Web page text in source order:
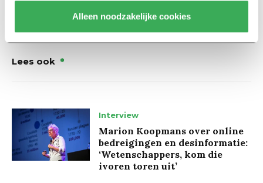
Alleen noodzakelijke cookies
Lees ook
Interview
Marion Koopmans over online
bedreigingen en desinformatie:
‘Wetenschappers, kom die
ivoren toren uit’